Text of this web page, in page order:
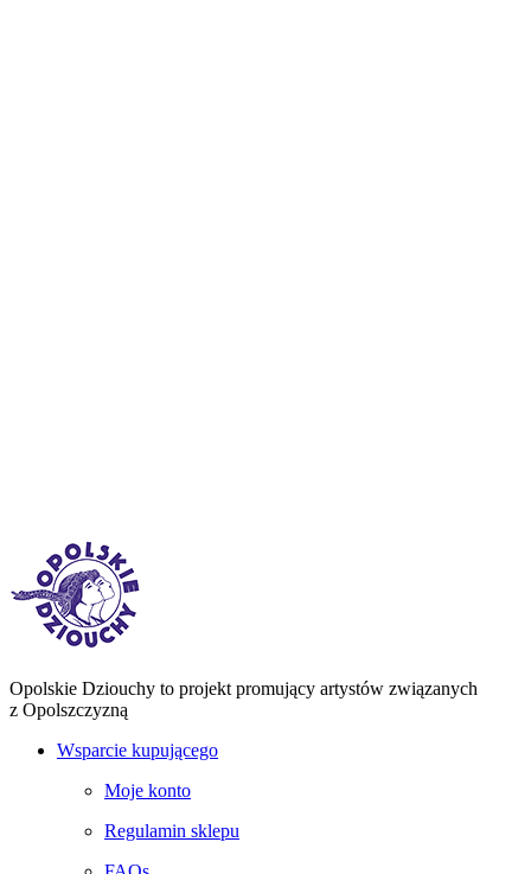
Opolskie Dziouchy to projekt promujący artystów związanych
z Opolszczyzną
Wsparcie kupującego
Moje konto
Regulamin sklepu